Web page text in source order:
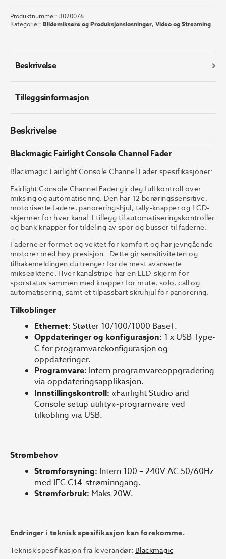
Console
Channel
Fader
Produktnummer: 3020076
Kategorier: Bildemiksere og Produksjonsløsninger, Video og Streaming
Beskrivelse
Tilleggsinformasjon
Beskrivelse
Blackmagic Fairlight Console Channel Fader
Blackmagic Fairlight Console Channel Fader spesifikasjoner:
Fairlight Console Channel Fader gir deg full kontroll over
miksing og automatisering. Den har 12 berøringssensitive,
motoriserte fadere, panoreringshjul, tally-knapper og LCD-
skjermer for hver kanal. I tillegg til automatiseringskontroller
og bank-knapper for tildeling av spor og busser til faderne.
Faderne er formet og vektet for komfort og har jevngående
motorer med høy presisjon. Dette gir sensitiviteten og
tilbakemeldingen du trenger for de mest avanserte
mikseøktene. Hver kanalstripe har en LED-skjerm for
sporstatus sammen med knapper for mute, solo, call og
automatisering, samt et tilpassbart skruhjul for panorering.
Tilkoblinger
Ethernet: Støtter 10/100/1000 BaseT.
Oppdateringer og konfigurasjon: 1 x USB Type-
C for programvarekonfigurasjon og
oppdateringer.
Programvare: Intern programvareoppgradering
via oppdateringsapplikasjon.
Innstillingskontroll: «Fairlight Studio and
Console setup utility»-programvare ved
tilkobling via USB.
Strømbehov
Strømforsyning: Intern 100 – 240V AC 50/60Hz
med IEC C14-strøminngang.
Strømforbruk: Maks 20W.
Endringer i teknisk spesifikasjon kan forekomme.
Teknisk spesifikasjon fra leverandør: Blackmagic